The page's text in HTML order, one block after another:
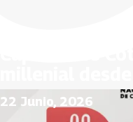
22 Junio, 2026